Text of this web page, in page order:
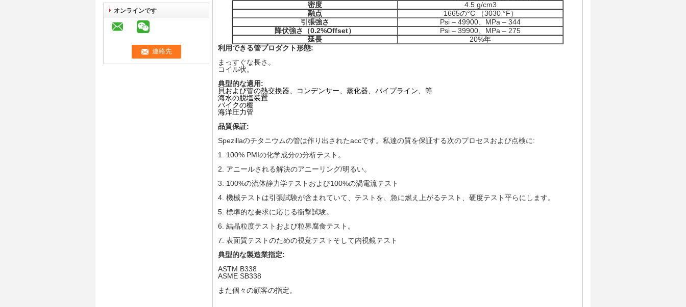
オンラインです
密度
4.5 g/cm3
融点
1665の°C （3030 °F）
引張強さ
Psi – 49900、MPa – 344
降伏強さ（0.2%Offset）
Psi – 39900、MPa – 275
延長
20%年
利用できる管プロダクト形態:
まっすぐな長さ。
コイル状。
典型的な適用:
貝および管の熱交換器、コンデンサー、蒸化器、パイプライン、等
海水の脱塩装置
バイクの棚
海洋圧力管
品質保証:
Spezillaのチタニウムの管は作り出されたaccです。私達の質を保証する次のプロセスおよび点検に:
1. 100% PMIの化学成分の分析テスト。
2. アニールされる解決のアニーリング/明るい。
3. 100%の流体静力学テストおよび100%の渦電流テスト
4. 機械テストは引張試験が含まれていて、テストを、急に燃え上がるテスト、硬度テスト平らにします。
5. 標準的な要求に応じる衝撃試験。
6. 結晶粒度テストおよび粒界腐食テスト。
7. 表面質テストのための視覚テストそして内視鏡テスト
典型的な製造業指定:
ASTM B338
ASME SB338
また個々の顧客の指定。